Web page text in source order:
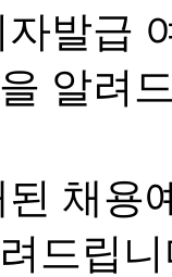
발급
알려
채용
드립